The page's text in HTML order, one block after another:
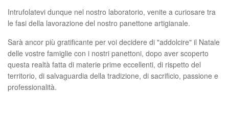
Intrufolatevi dunque nel nostro laboratorio, venite a curiosare tra
le fasi della lavorazione del nostro panettone artigianale.
Sarà ancor più gratificante per voi decidere di "addolcire" il Natale
delle vostre famiglie con i nostri panettoni, dopo aver scoperto
questa realtà fatta di materie prime eccellenti, di rispetto del
territorio, di salvaguardia della tradizione, di sacrificio, passione e
professionalità.